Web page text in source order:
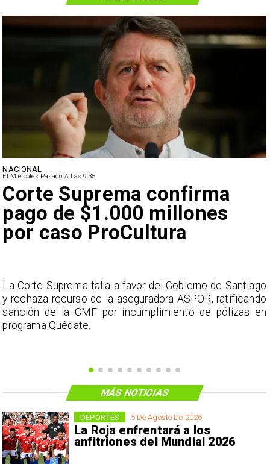
NACIONAL
El Miércoles Pasado A Las 9:35
Corte Suprema confirma
pago de $1.000 millones
por caso ProCultura
La Corte Suprema falla a favor del Gobierno de Santiago
y rechaza recurso de la aseguradora ASPOR, ratificando
sanción de la CMF por incumplimiento de pólizas en
programa Quédate.
5 De Agosto De 2026
La Roja enfrentará a los
anfitriones del Mundial 2026
DEPORTES
MÁS NOTICIAS